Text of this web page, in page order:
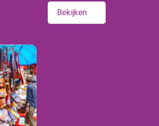
Bekijken